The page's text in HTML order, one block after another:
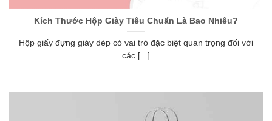
Kích Thước Hộp Giày Tiêu Chuẩn Là Bao Nhiêu?
Hộp giấy đựng giày dép có vai trò đặc biệt quan trọng đối với
các [...]